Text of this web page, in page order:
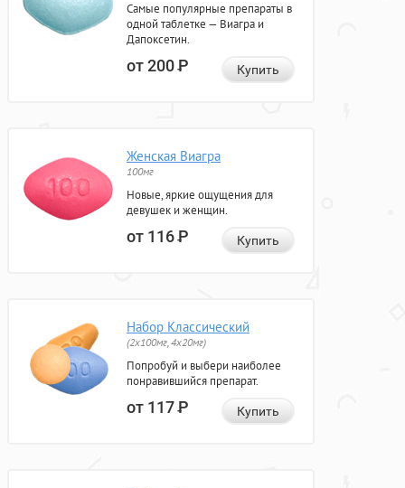
Самые популярные препараты в
одной таблетке — Виагра и
Дапоксетин.
от 200Р Купить
Женская Виагра
100мг
Новые, яркие ощущения для
девушек и женщин.
от 116Р Купить
Набор Классический
(2x100мг, 4x20мг)
Попробуй и выбери наиболее
понравившийся препарат.
от 117Р Купить